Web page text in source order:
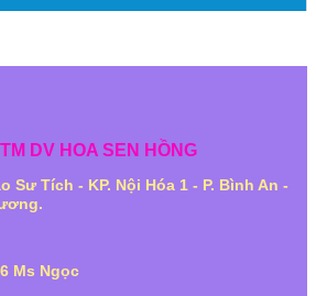
DV HOA SEN HỒNG
Tích - KP. Nội Hóa 1 - P. Bình An -
Ms Ngọc